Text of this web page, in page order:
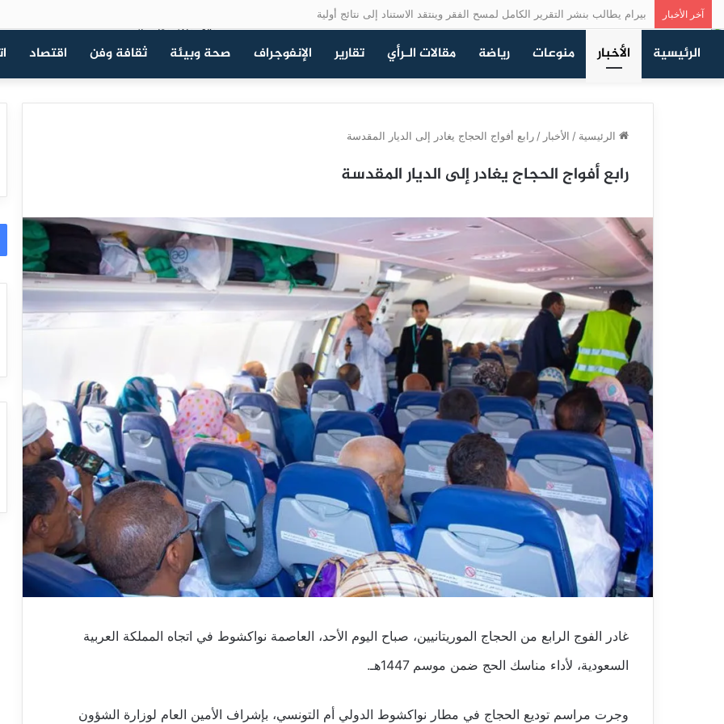
آخر الأخبار بيرام يطالب بنشر التقرير الكامل لمسح الفقر وينتقد الاستناد إلى نتائج أولية
الرئيسية الأخبار منوعات رياضة مقالات الـرأي تقارير الإنفوجراف صحة وبيئة ثقافة وفن اقتصاد
الرئيسية / الأخبار / رابع أفواج الحجاج يغادر إلى الديار المقدسة
رابع أفواج الحجاج يغادر إلى الديار المقدسة
غادر الفوج الرابع من الحجاج الموريتانيين، صباح اليوم الأحد، العاصمة نواكشوط في اتجاه المملكة العربية
السعودية، لأداء مناسك الحج ضمن موسم 1447هـ.
وجرت مراسم توديع الحجاج في مطار نواكشوط الدولي أم التونسي، بإشراف الأمين العام لوزارة الشؤون